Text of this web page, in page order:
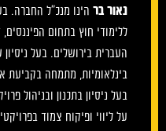
נאור בר הינו מנכ"ל החברה.
ללימודי חוץ בתחום
בינלאומיות, מתמחה בקביעת
בעל ניסיון בתכנון ובניהול
על ליווי ופיקוח צמוד